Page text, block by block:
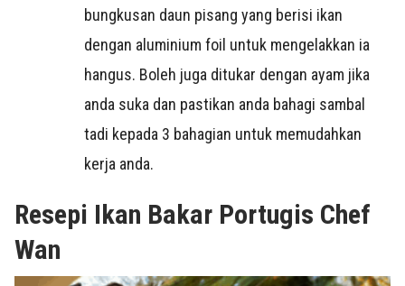
bungkusan daun pisang yang berisi ikan
dengan aluminium foil untuk mengelakkan ia
hangus. Boleh juga ditukar dengan ayam jika
anda suka dan pastikan anda bahagi sambal
tadi kepada 3 bahagian untuk memudahkan
kerja anda.
Resepi Ikan Bakar Portugis Chef
Wan